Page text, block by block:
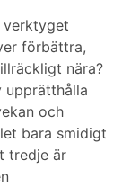
verktyget
förbättra,
nära?
upprätthålla
och
bara smidigt
tredje är